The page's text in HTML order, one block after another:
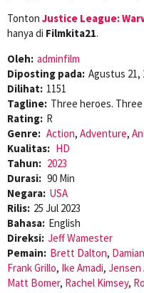
Tonton Justice League:
hanya di Filmkita21.
Oleh: adminfilm
Diposting pada: Agustus 21,
Dilihat: 1151
Tagline: Three heroes.
Rating: R
Genre: Action, Adventure,
Kualitas: HD
Tahun: 2023
Durasi: 90 Min
Negara: USA
Rilis: 25 Jul 2023
Bahasa: English
Direksi: Jeff Wamester
Pemain: Brett Dalton,
Frank Grillo, Ike Amadi, Jensen
Matt Bomer, Rachel Kimsey,